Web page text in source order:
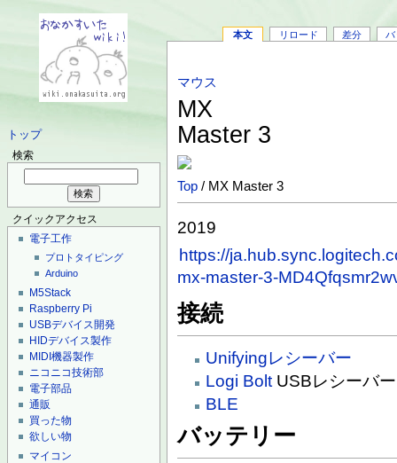
トップ
検索
クイックアクセス
電子工作
プロトタイピング
Arduino
M5Stack
Raspberry Pi
USBデバイス開発
HIDデバイス製作
MIDI機器製作
ニコニコ技術部
電子部品
通販
買った物
欲しい物
マイコン
本文 リロード 差分 バ
マウス
MX
Master 3
Top / MX Master 3
2019
https://
mx-master-3-
接続
Unifyingレシーバー
Logi Bolt USBレシーバー
BLE
バッテリー